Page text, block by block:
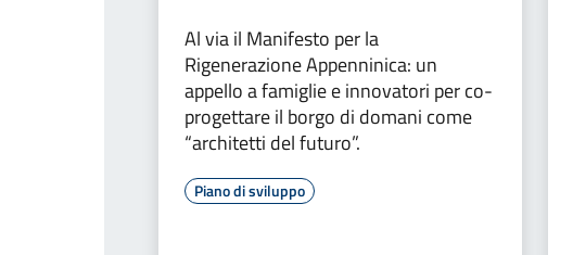
Al via il Manifesto per la
Rigenerazione Appenninica: un
appello a famiglie e innovatori per co-
progettare il borgo di domani come
“architetti del futuro”.
Piano di sviluppo